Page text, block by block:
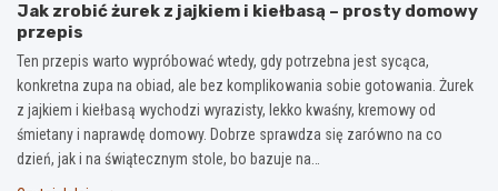
Jak zrobić żurek z jajkiem i kiełbasą – prosty domowy
przepis
Ten przepis warto wypróbować wtedy, gdy potrzebna jest sycąca,
konkretna zupa na obiad, ale bez komplikowania sobie gotowania. Żurek
z jajkiem i kiełbasą wychodzi wyrazisty, lekko kwaśny, kremowy od
śmietany i naprawdę domowy. Dobrze sprawdza się zarówno na co
dzień, jak i na świątecznym stole, bo bazuje na…